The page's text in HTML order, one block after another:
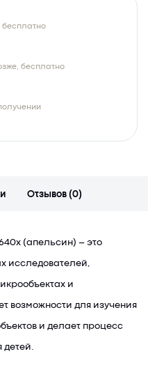
бесплатно
бесплатно
Отзывов (0)
(апельсин) – это
исследователей,
и
возможности для изучения
и делает процесс